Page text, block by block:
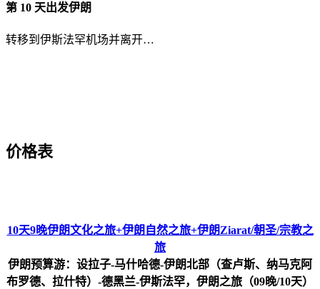
第 10 天出发伊朗
转移到伊斯法罕机场并离开…
价格表
10天9晚伊朗文化之旅+伊朗自然之旅+伊朗Ziarat/朝圣/宗教之
旅
伊朗预算游：设拉子-马什哈德-伊朗北部（查卢斯、纳马克阿
布罗德、拉什特）-德黑兰-伊斯法罕，伊朗之旅（09晚/10天）